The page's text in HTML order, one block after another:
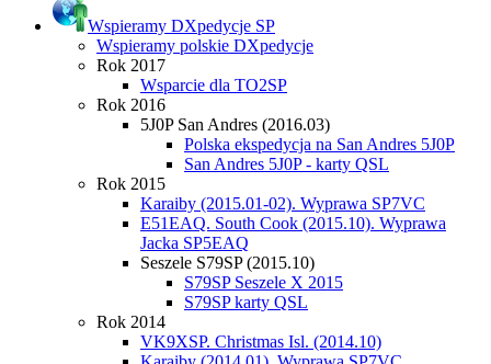
Wspieramy DXpedycje SP
Wspieramy polskie DXpedycje
Rok 2017
Wsparcie dla TO2SP
Rok 2016
5J0P San Andres (2016.03)
Polska ekspedycja na San Andres 5J0P
San Andres 5J0P - karty QSL
Rok 2015
Karaiby (2015.01-02). Wyprawa SP7VC
E51EAQ. South Cook (2015.10). Wyprawa
Jacka SP5EAQ
Seszele S79SP (2015.10)
S79SP Seszele X 2015
S79SP karty QSL
Rok 2014
VK9XSP. Christmas Isl. (2014.10)